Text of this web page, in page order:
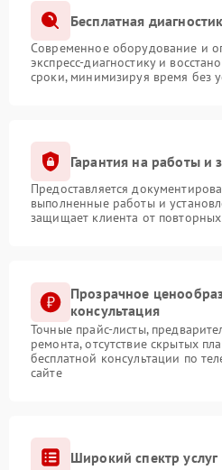
Бесплатная
Современное оборудование и
экспресс-диагностику и
сроки, минимизируя время без
Гарантия на работы и
Предоставляется
выполненные работы и
защищает клиента от
Прозрачное
консультация
Точные прайс-листы,
ремонта, отсутствие скрытых
бесплатной консультации по
сайте
Широкий спектр услуг